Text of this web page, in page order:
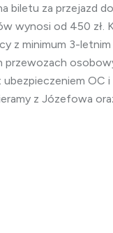
biletu za przejazd
wynosi od 450 zł.
z minimum 3-
przewozach
OC i
z Józefowa